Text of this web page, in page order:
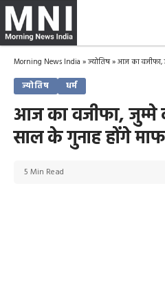
Morning News India »ज्योतिष»आज का वजीफा,
ज्योतिष धर्म
आज का वजीफा,
साल के गुनाह होंगे माफ
5 Min Read